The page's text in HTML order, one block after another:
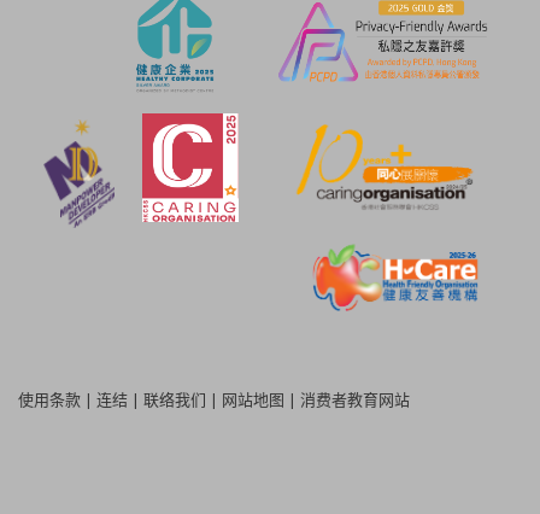
使用条款 | 连结 | 联络我们 | 网站地图 | 消费者教育网站